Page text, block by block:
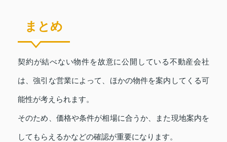
まとめ
契約が結べない物件を故意に公開している不動産会社
は、強引な営業によって、ほかの物件を案内してくる可
能性が考えられます。
そのため、価格や条件が相場に合うか、また現地案内を
してもらえるかなどの確認が重要になります。